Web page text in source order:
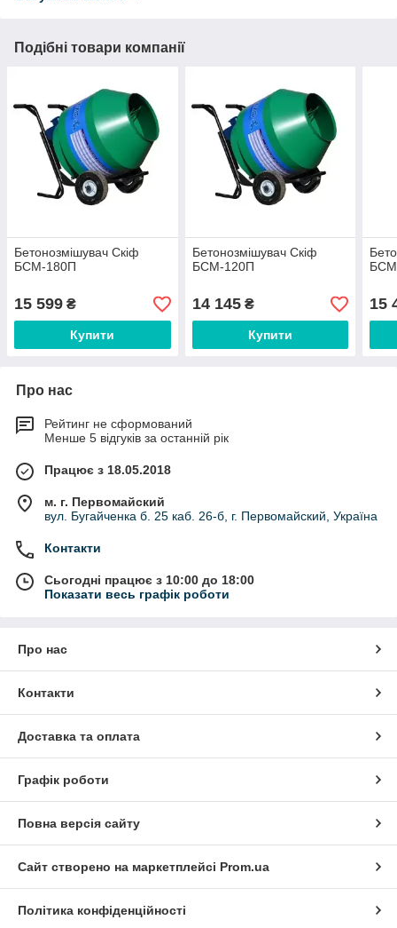
Подібні товари компанії
Бетонозмішувач Скіф
БСМ-180П
15 599 ₴
Купити
Бетонозмішувач Скіф
БСМ-120П
14 145₴
Купити
15
Про нас
Рейтинг не сформований
Менше 5 відгуків за останній рік
Працює з 18.05.2018
м. г. Первомайский
вул. Бугайченка б. 25 каб. 26-б, г. Первомайский, Україна
Контакти
Сьогодні працює з 10:00 до 18:00
Показати весь графік роботи
Про нас
Контакти
Доставка та оплата
Графік роботи
Повна версія сайту
Сайт створено на маркетплейсі Prom.ua
Політика конфіденційності